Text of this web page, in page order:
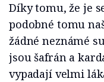
Díky tomu, že je
podobné tomu
žádné neznámé
jsou šafrán a
vypadají velmi